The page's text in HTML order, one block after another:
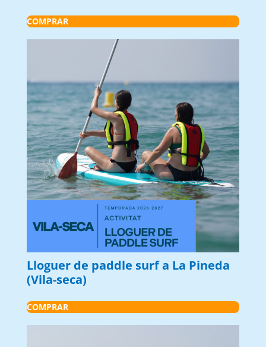
COMPRAR
Lloguer de paddle surf a La Pineda
(Vila-seca)
COMPRAR